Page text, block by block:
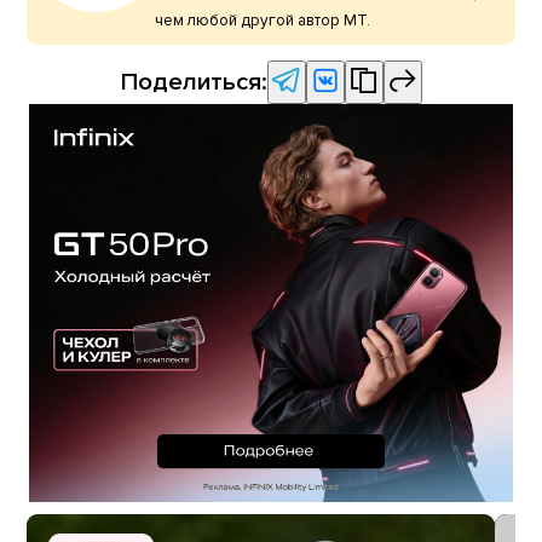
чем любой другой автор МТ.
Поделиться: